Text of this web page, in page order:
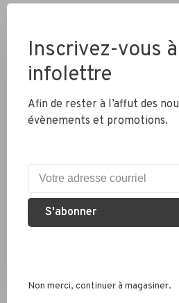
Livraison partout
Expédition
Colis envoyés en
Inscrivez-vous
infolettre
Afin de rester à l’affut des
évènements et promotions.
S'abonner
Non merci, continuer à magasiner.